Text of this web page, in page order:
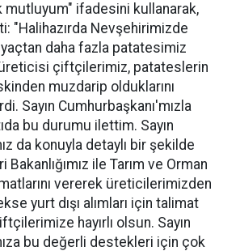
mutluyum" ifadesini kullanarak,
"Halihazırda Nevşehirimizde
daha fazla patatesimiz
çiftçilerimiz, patateslerin
muzdarip olduklarını
Sayın Cumhurbaşkanı'mızla
bu durumu ilettim. Sayın
da konuyla detaylı bir şekilde
ile Tarım ve Orman
vererek üreticilerimizden
yurt dışı alımları için talimat
hayırlı olsun. Sayın
bu değerli destekleri için çok